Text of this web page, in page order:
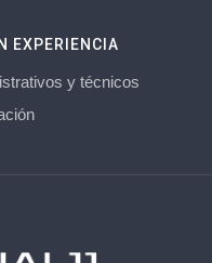
EXPERIENCIA
y técnicos